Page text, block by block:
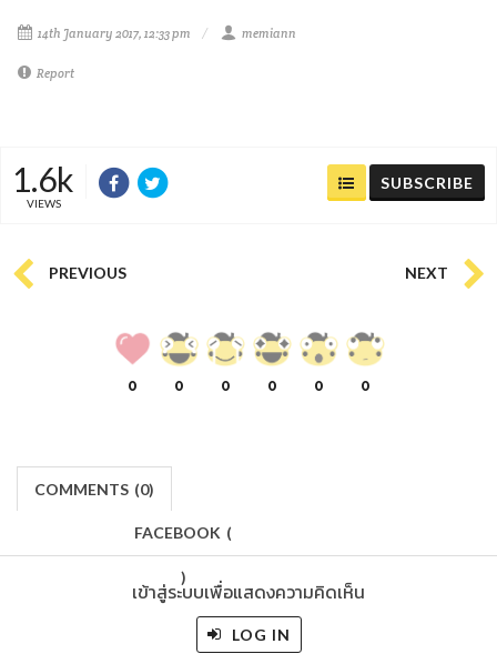
14th January 2017, 12:33 pm memiann
Report
1.6k
VIEWS
SUBSCRIBE
PREVIOUS NEXT
0 0 0 0 0 0
COMMENTS (0)
FACEBOOK (
)
เข้าสู่ระบบเพื่อแสดงความคิดเห็น
LOG IN